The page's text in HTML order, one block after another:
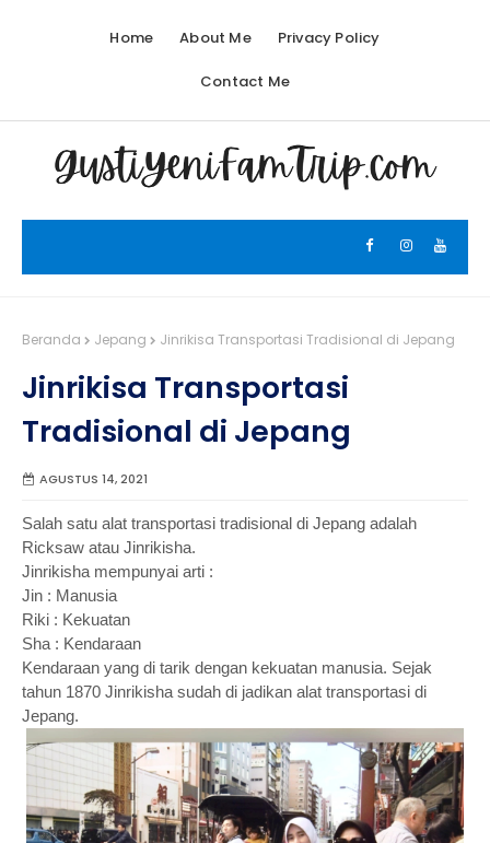
Home About Me Privacy Policy
Contact Me
Beranda Jepang Jinrikisa Transportasi Tradisional di Jepang
Jinrikisa Transportasi
Tradisional di Jepang
AGUSTUS 14, 2021
Salah satu alat transportasi tradisional di Jepang adalah
Ricksaw atau Jinrikisha.
Jinrikisha mempunyai arti :
Jin : Manusia
Riki : Kekuatan
Sha : Kendaraan
Kendaraan yang di tarik dengan kekuatan manusia. Sejak
tahun 1870 Jinrikisha sudah di jadikan alat transportasi di
Jepang.